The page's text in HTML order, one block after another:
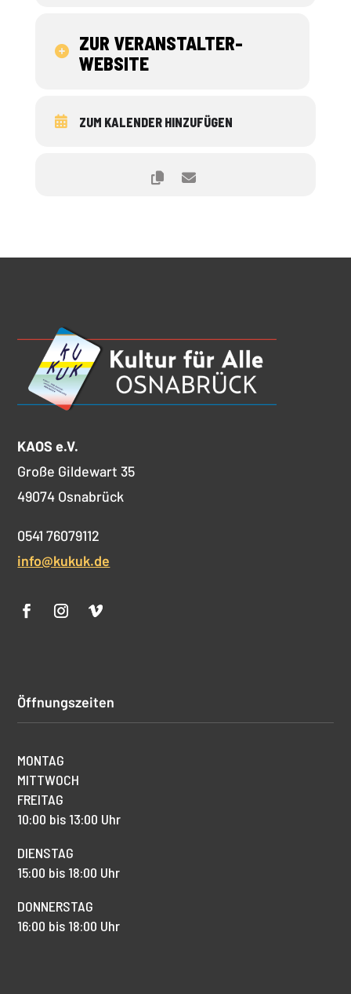
ZUR VERANSTALTER-
WEBSITE
ZUM KALENDER HINZUFÜGEN
KAOS e.V.
Große Gildewart 35
49074 Osnabrück
0541 76079112
info@kukuk.de
Öffnungszeiten
MONTAG
MITTWOCH
FREITAG
10:00 bis 13:00 Uhr
DIENSTAG
15:00 bis 18:00 Uhr
DONNERSTAG
16:00 bis 18:00 Uhr